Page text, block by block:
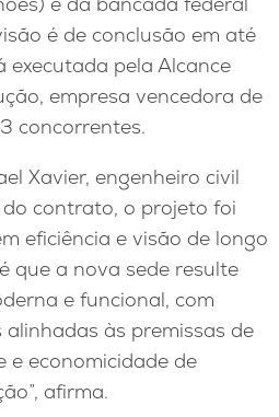
é de conclusão em até
executada pela Alcance
empresa vencedora de
concorrentes.
Xavier, engenheiro civil
contrato, o projeto foi
eficiência e visão de longo
que a nova sede resulte
e funcional, com
às premissas de
e economicidade de
afirma.